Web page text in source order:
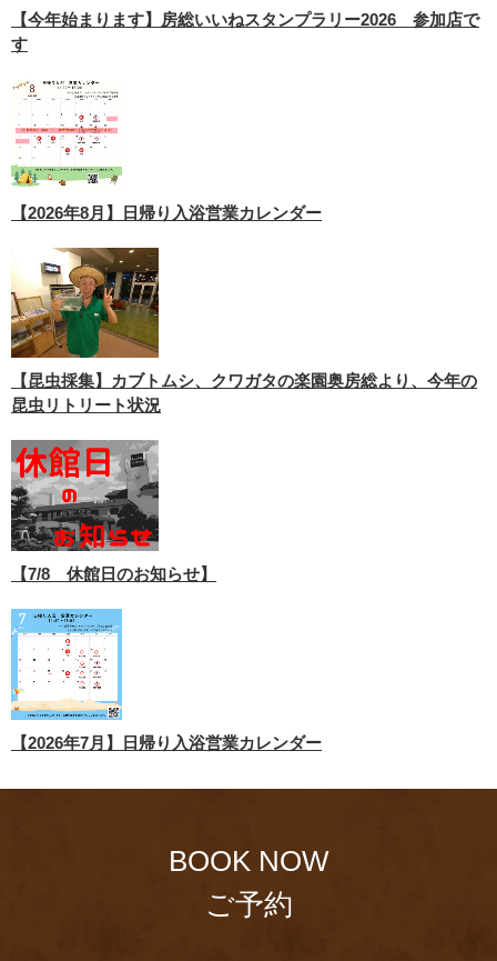
【今年始まります】房総いいねスタンプラリー2026 参加店で
す
【2026年8月】日帰り入浴営業カレンダー
【昆虫採集】カブトムシ、クワガタの楽園奥房総より、今年の
昆虫リトリート状況
【7/8 休館日のお知らせ】
【2026年7月】日帰り入浴営業カレンダー
BOOK NOW
ご予約